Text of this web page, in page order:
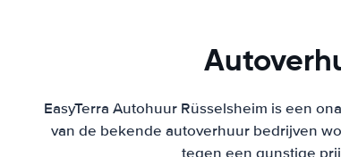
EasyTerra Autohuur Rüsselsheim is een
van de bekende autoverhuur bedrijven
tegen een gunstige